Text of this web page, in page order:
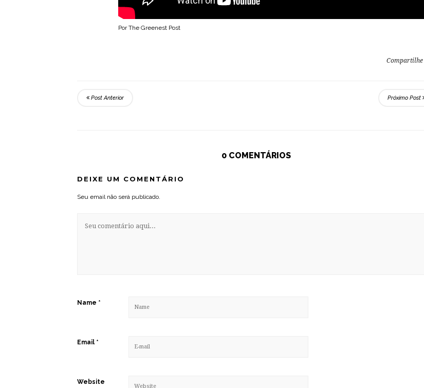
Por The Greenest Post
Compartilhe
Post Anterior Próximo Post
0 COMENTÁRIOS
DEIXE UM COMENTÁRIO
Seu email não será publicado.
Name *
Email *
Website